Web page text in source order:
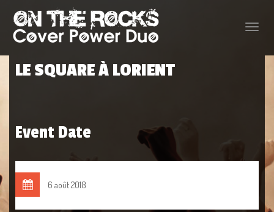
Toggle
LE SQUARE À LORIENT
Event Date
6 août 2018